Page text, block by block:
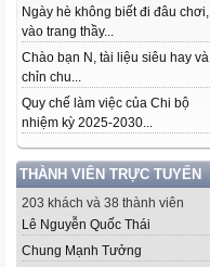
Ngày hè không biết đi đâu chơi,
vào trang thầy...
Chào bạn N, tài liệu siêu hay và
chỉn chu...
Quy chế làm việc của Chi bộ
nhiệm kỳ 2025-2030...
THÀNH VIÊN TRỰC TUYẾN
203 khách và 38 thành viên
Lê Nguyễn Quốc Thái
Chung Mạnh Tưởng